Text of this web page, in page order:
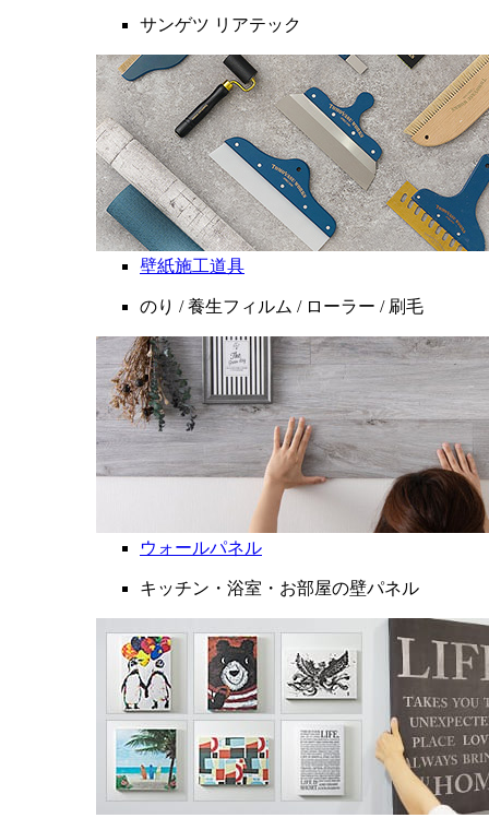
サンゲツ リアテック
壁紙施工道具
のり / 養生フィルム / ローラー / 刷毛
ウォールパネル
キッチン・浴室・お部屋の壁パネル